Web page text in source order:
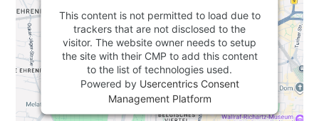
This content is not permitted to load due to
trackers that are not disclosed to the
visitor. The website owner needs to setup
the site with their CMP to add this content
to the list of technologies used.
Powered by Usercentrics Consent
Management Platform